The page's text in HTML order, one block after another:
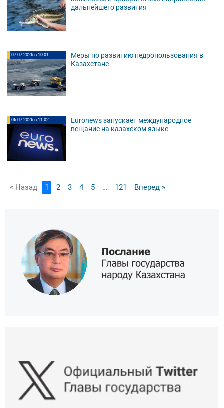
дальнейшего развития
07.07.2026 в 10:01
Меры по развитию недропользования в
Казахстане
06.07.2026 в 11:02
Euronews запускает международное
вещание на казахском языке
« Назад 1 2 3 4 5 … 121 Вперед »